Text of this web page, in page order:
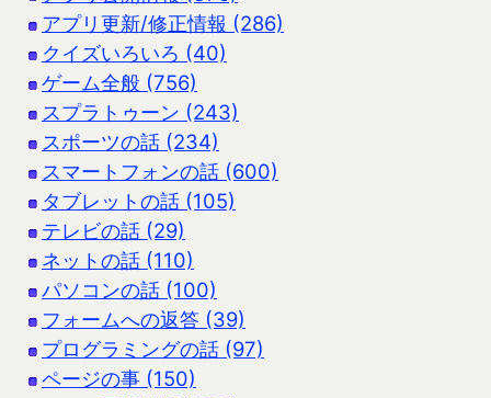
アプリ更新/修正情報 (286)
クイズいろいろ (40)
ゲーム全般 (756)
スプラトゥーン (243)
スポーツの話 (234)
スマートフォンの話 (600)
タブレットの話 (105)
テレビの話 (29)
ネットの話 (110)
パソコンの話 (100)
フォームへの返答 (39)
プログラミングの話 (97)
ページの事 (150)